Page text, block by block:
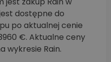
dostępne do
po aktualnej cenie
€. Aktualne ceny
wykresie Rain.